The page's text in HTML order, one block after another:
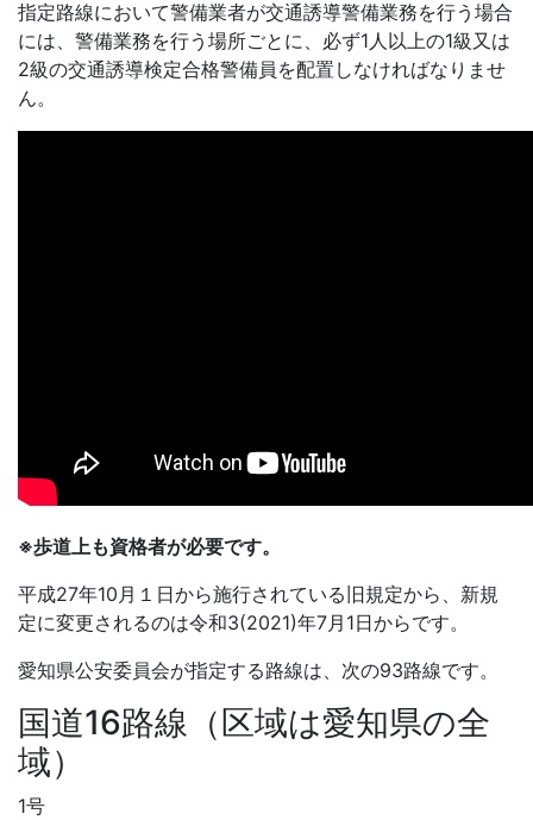
指定路線において警備業者が交通誘導警備業務を行う場合
には、警備業務を行う場所ごとに、必ず1人以上の1級又は
2級の交通誘導検定合格警備員を配置しなければなりませ
ん。
※歩道上も資格者が必要です。
平成27年10月１日から施行されている旧規定から、新規
定に変更されるのは令和3(2021)年7月1日からです。
愛知県公安委員会が指定する路線は、次の93路線です。
国道16路線（区域は愛知県の全
域）
1号